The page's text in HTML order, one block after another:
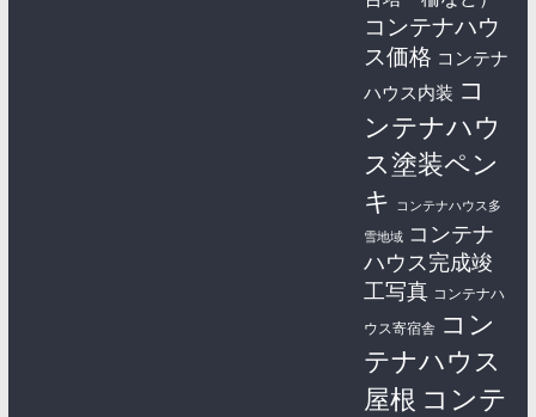
コンテナハウ
ス価格 コンテナ
ハウス内装 コ
ンテナハウ
ス塗装ペン
キ コンテナハウス多
雪地域 コンテナ
ハウス完成竣
工写真 コンテナハ
ウス寄宿舎 コン
テナハウス
屋根 コンテ